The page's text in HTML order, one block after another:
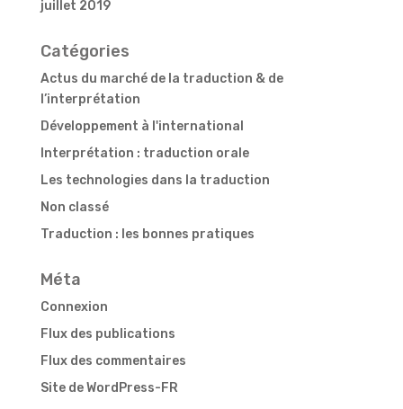
juillet 2019
Catégories
Actus du marché de la traduction & de
l’interprétation
Développement à l'international
Interprétation : traduction orale
Les technologies dans la traduction
Non classé
Traduction : les bonnes pratiques
Méta
Connexion
Flux des publications
Flux des commentaires
Site de WordPress-FR